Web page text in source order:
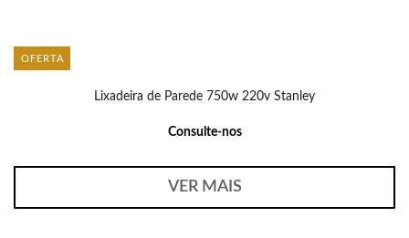
OFERTA
Lixadeira de Parede 750w 220v Stanley
Consulte-nos
VER MAIS